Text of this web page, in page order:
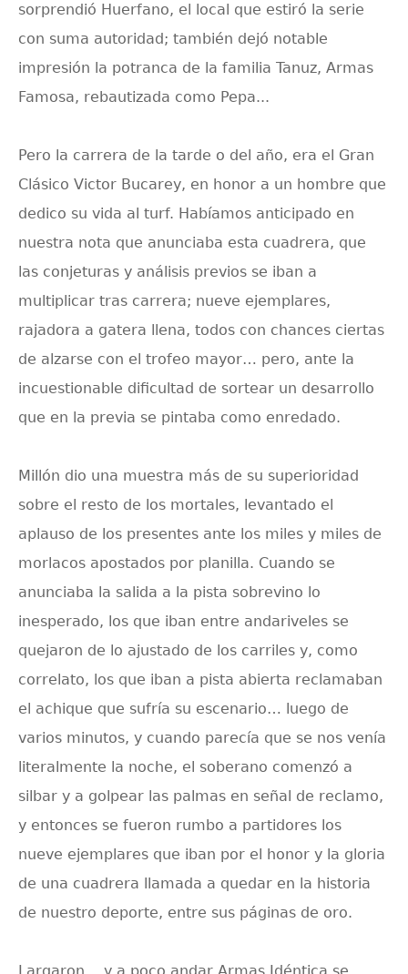
sorprendió Huerfano, el local que estiró la serie
con suma autoridad; también dejó notable
impresión la potranca de la familia Tanuz, Armas
Famosa, rebautizada como Pepa...
Pero la carrera de la tarde o del año, era el Gran
Clásico Victor Bucarey, en honor a un hombre que
dedico su vida al turf. Habíamos anticipado en
nuestra nota que anunciaba esta cuadrera, que
las conjeturas y análisis previos se iban a
multiplicar tras carrera; nueve ejemplares,
rajadora a gatera llena, todos con chances ciertas
de alzarse con el trofeo mayor… pero, ante la
incuestionable dificultad de sortear un desarrollo
que en la previa se pintaba como enredado.
Millón dio una muestra más de su superioridad
sobre el resto de los mortales, levantado el
aplauso de los presentes ante los miles y miles de
morlacos apostados por planilla. Cuando se
anunciaba la salida a la pista sobrevino lo
inesperado, los que iban entre andariveles se
quejaron de lo ajustado de los carriles y, como
correlato, los que iban a pista abierta reclamaban
el achique que sufría su escenario… luego de
varios minutos, y cuando parecía que se nos venía
literalmente la noche, el soberano comenzó a
silbar y a golpear las palmas en señal de reclamo,
y entonces se fueron rumbo a partidores los
nueve ejemplares que iban por el honor y la gloria
de una cuadrera llamada a quedar en la historia
de nuestro deporte, entre sus páginas de oro.